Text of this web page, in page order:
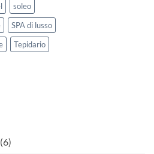
soleo
SPA di lusso
Tepidario
(6)